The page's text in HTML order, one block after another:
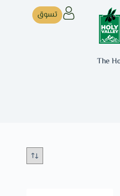
تسوق
The